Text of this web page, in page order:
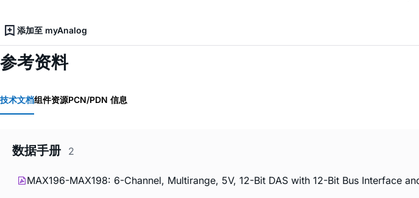
添加至 myAnalog
参考资料
技术文档组件资源PCN/PDN 信息
数据手册 2
MAX196-MAX198: 6-Channel, Multirange, 5V, 12-Bit DAS with 12-Bit Bus Interface